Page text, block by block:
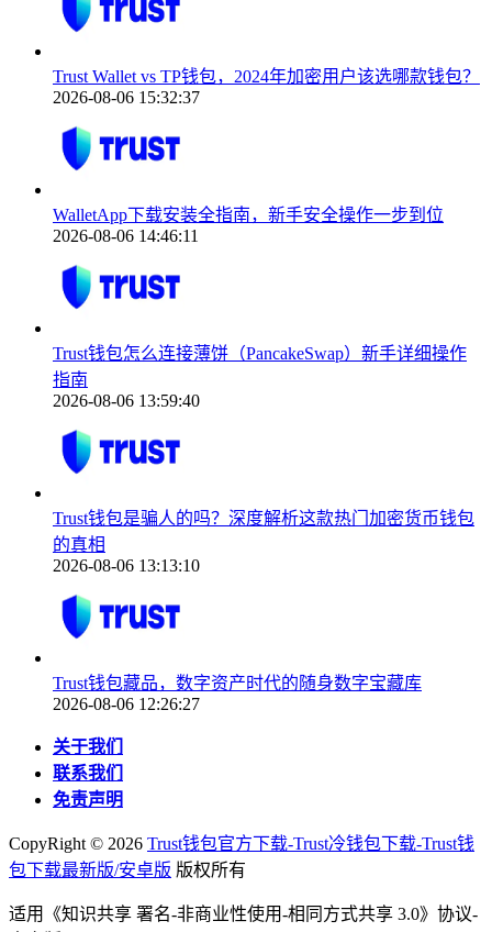
Trust Wallet vs TP钱包，2024年加密用户该选哪款钱包？
2026-08-06 15:32:37
WalletApp下载安装全指南，新手安全操作一步到位
2026-08-06 14:46:11
Trust钱包怎么连接薄饼（PancakeSwap）新手详细操作
指南
2026-08-06 13:59:40
Trust钱包是骗人的吗？深度解析这款热门加密货币钱包
的真相
2026-08-06 13:13:10
Trust钱包藏品，数字资产时代的随身数字宝藏库
2026-08-06 12:26:27
关于我们
联系我们
免责声明
CopyRight © 2026 Trust钱包官方下载-Trust冷钱包下载-Trust钱
包下载最新版/安卓版 版权所有
适用《知识共享 署名-非商业性使用-相同方式共享 3.0》协议-